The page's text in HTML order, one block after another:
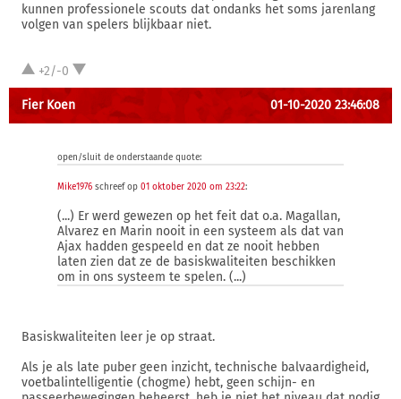
kunnen professionele scouts dat ondanks het soms jarenlang
volgen van spelers blijkbaar niet.
+2/-0
Fier Koen 01-10-2020 23:46:08
open/sluit de onderstaande quote:
Mike1976 schreef op 01 oktober 2020 om 23:22:
(...) Er werd gewezen op het feit dat o.a. Magallan,
Alvarez en Marin nooit in een systeem als dat van
Ajax hadden gespeeld en dat ze nooit hebben
laten zien dat ze de basiskwaliteiten beschikken
om in ons systeem te spelen. (...)
Basiskwaliteiten leer je op straat.
Als je als late puber geen inzicht, technische balvaardigheid,
voetbalintelligentie (chogme) hebt, geen schijn- en